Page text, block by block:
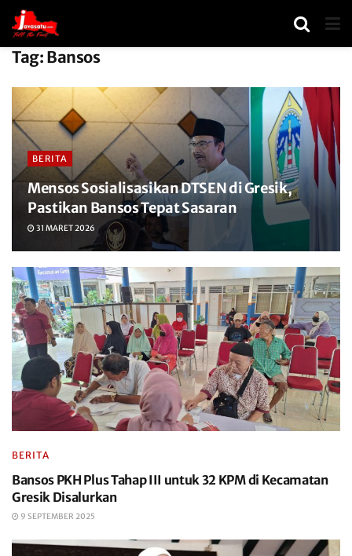
Tag: Bansos
BERITA
Mensos Sosialisasikan DTSEN di Gresik,
Pastikan Bansos Tepat Sasaran
31 MARET 2026
BERITA
Bansos PKH Plus Tahap III untuk 32 KPM di Kecamatan
Gresik Disalurkan
9 SEPTEMBER 2025